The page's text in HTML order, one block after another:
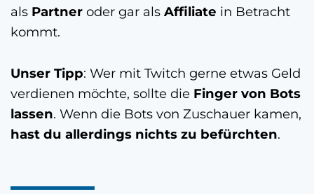
als Partner oder gar als Affiliate in Betracht
kommt.
Unser Tipp: Wer mit Twitch gerne etwas Geld
verdienen möchte, sollte die Finger von Bots
lassen. Wenn die Bots von Zuschauer kamen,
hast du allerdings nichts zu befürchten.